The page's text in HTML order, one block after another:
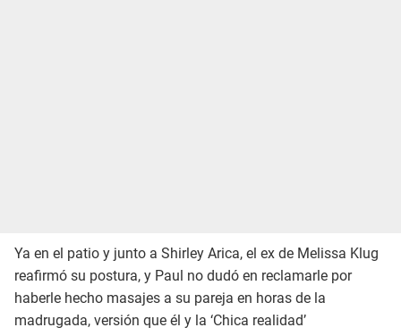
Ya en el patio y junto a Shirley Arica, el ex de Melissa Klug
reafirmó su postura, y Paul no dudó en reclamarle por
haberle hecho masajes a su pareja en horas de la
madrugada, versión que él y la ‘Chica realidad’